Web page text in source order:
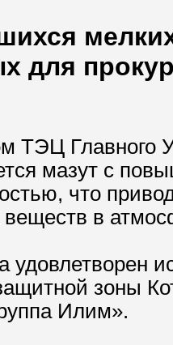
для
ТЭЦ Главного
мазут с
что
в
зоны
Илим».